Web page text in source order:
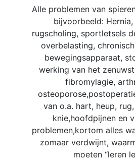
Alle problemen van
bijvoorbeeld:
rugscholing, sportletsels
overbelasting,
bewegingsapparaat,
werking van het
fibromylagie,
van o.a. hart, heup,
knie,hoofdpijnen en
problemen,kortom alles
zomaar verdwijnt,
moeten “leren